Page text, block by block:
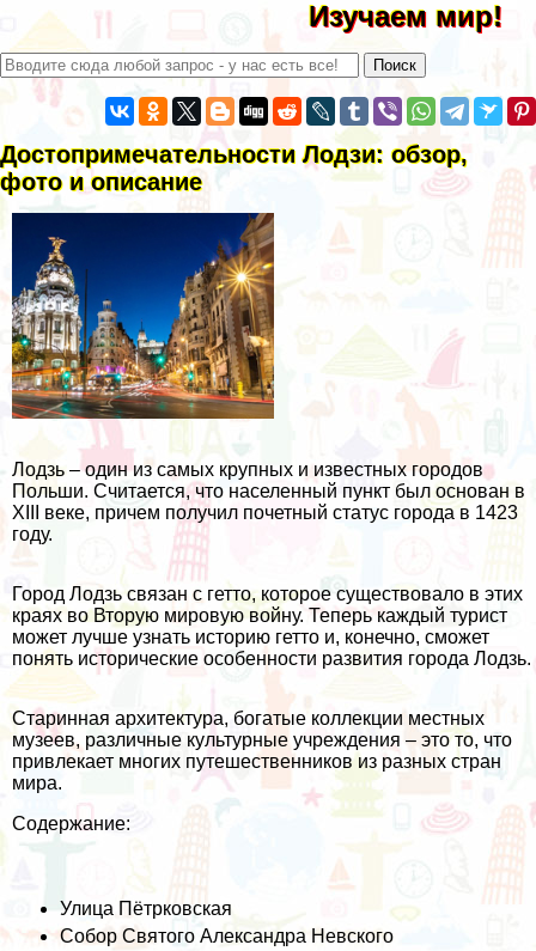
Изучаем мир!
Достопримечательности Лодзи: обзор,
фото и описание
Лодзь – один из самых крупных и известных городов
Польши. Считается, что населенный пункт был основан в
XIII веке, причем получил почетный статус города в 1423
году.
Город Лодзь связан с гетто, которое существовало в этих
краях во Вторую мировую войну. Теперь каждый турист
может лучше узнать историю гетто и, конечно, сможет
понять исторические особенности развития города Лодзь.
Старинная архитектура, богатые коллекции местных
музеев, различные культурные учреждения – это то, что
привлекает многих путешественников из разных стран
мира.
Содержание:
Улица Пётрковская
Собор Святого Александра Невского